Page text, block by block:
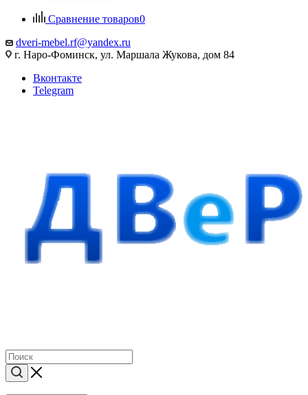
Сравнение товаров0
dveri-mebel.rf@yandex.ru
г. Наро-Фоминск, ул. Маршала Жукова, дом 84
Вконтакте
Telegram